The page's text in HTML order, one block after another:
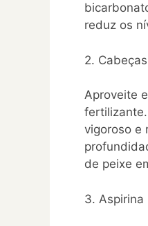
reduz os
2.
Aproveite
vigoroso e
de peixe
3. Aspirina